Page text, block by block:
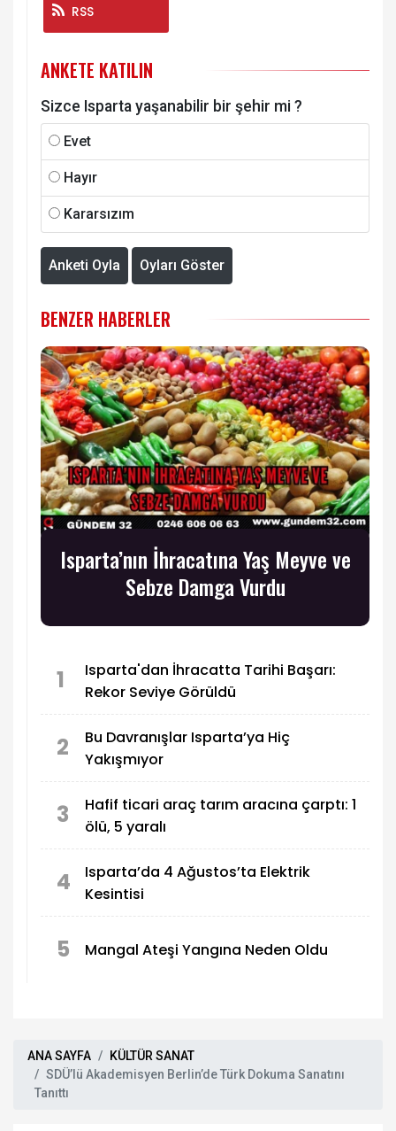
RSS
ANKETE KATILIN
Sizce Isparta yaşanabilir bir şehir mi ?
Evet
Hayır
Kararsızım
Anketi Oyla Oyları Göster
BENZER HABERLER
Isparta’nın İhracatına Yaş Meyve ve
Sebze Damga Vurdu
1
Isparta'dan İhracatta Tarihi Başarı:
Rekor Seviye Görüldü
2
Bu Davranışlar Isparta’ya Hiç
Yakışmıyor
3
Hafif ticari araç tarım aracına çarptı: 1
ölü, 5 yaralı
4
Isparta’da 4 Ağustos’ta Elektrik
Kesintisi
5 Mangal Ateşi Yangına Neden Oldu
ANA SAYFA
KÜLTÜR SANAT
SDÜ’lü Akademisyen Berlin’de Türk Dokuma Sanatını
Tanıttı